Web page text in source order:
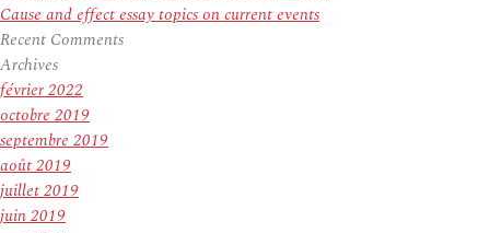
Cause and effect essay topics on current events
Recent Comments
Archives
février 2022
octobre 2019
septembre 2019
août 2019
juillet 2019
juin 2019